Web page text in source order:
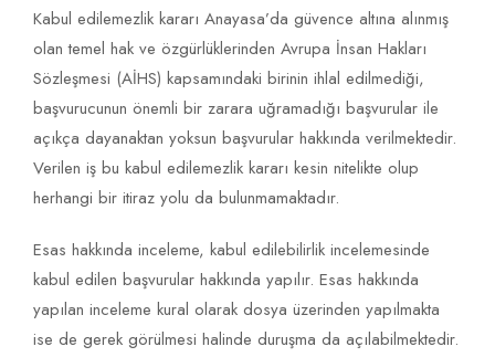
Kabul edilemezlik kararı Anayasa’da güvence altına alınmış
olan temel hak ve özgürlüklerinden Avrupa İnsan Hakları
Sözleşmesi (AİHS) kapsamındaki birinin ihlal edilmediği,
başvurucunun önemli bir zarara uğramadığı başvurular ile
açıkça dayanaktan yoksun başvurular hakkında verilmektedir.
Verilen iş bu kabul edilemezlik kararı kesin nitelikte olup
herhangi bir itiraz yolu da bulunmamaktadır.
Esas hakkında inceleme, kabul edilebilirlik incelemesinde
kabul edilen başvurular hakkında yapılır. Esas hakkında
yapılan inceleme kural olarak dosya üzerinden yapılmakta
ise de gerek görülmesi halinde duruşma da açılabilmektedir.